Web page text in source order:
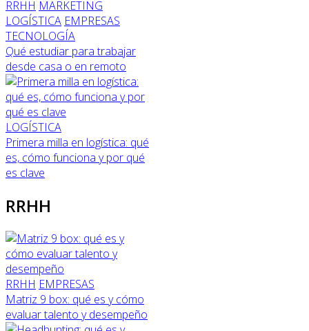
RRHH MARKETING
LOGÍSTICA EMPRESAS
TECNOLOGÍA
Qué estudiar para trabajar
desde casa o en remoto
LOGÍSTICA
Primera milla en logística: qué
es, cómo funciona y por qué
es clave
RRHH
RRHH EMPRESAS
Matriz 9 box: qué es y cómo
evaluar talento y desempeño